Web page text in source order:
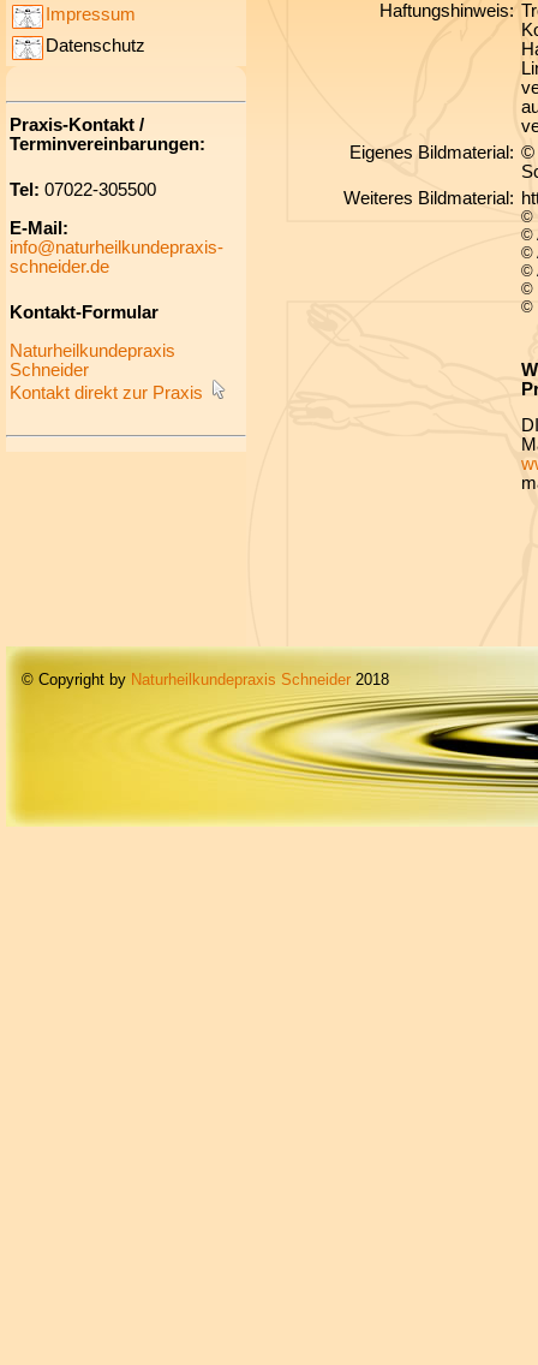
Impressum
Datenschutz
Praxis-Kontakt /
Terminvereinbarungen:
Tel: 07022-305500
E-Mail:
info@naturheilkundepraxis-
schneider.de
Kontakt-Formular
Naturheilkundepraxis
Schneider
Kontakt direkt zur Praxis
Haftungshinweis:
Eigenes Bildmaterial: ©
Weiteres Bildmaterial:
©
©
©
©
©
©
© Copyright by Naturheilkundepraxis Schneider 2018